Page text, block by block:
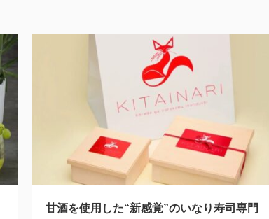
甘酒を使用した“新感覚”のいなり寿司専門